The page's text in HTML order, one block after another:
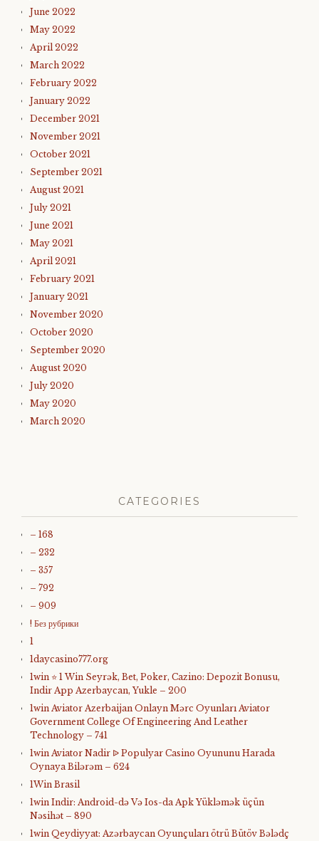
June 2022
May 2022
April 2022
March 2022
February 2022
January 2022
December 2021
November 2021
October 2021
September 2021
August 2021
July 2021
June 2021
May 2021
April 2021
February 2021
January 2021
November 2020
October 2020
September 2020
August 2020
July 2020
May 2020
March 2020
CATEGORIES
– 168
– 232
– 357
– 792
– 909
! Без рубрики
1
1daycasino777.org
1win ⭐ 1 Win Seyrək, Bet, Poker, Cazino: Depozit Bonusu,
Indir App Azerbaycan, Yukle – 200
1win Aviator Azerbaijan Onlayn Mərc Oyunları Aviator
Government College Of Engineering And Leather
Technology – 741
1win Aviator Nadir ᐉ Populyar Casino Oyununu Harada
Oynaya Bilərəm – 624
1Win Brasil
1win Indir: Android-də Və Ios-da Apk Yükləmək üçün
Nəsihət – 890
1win Qeydiyyat: Azərbaycan Oyunçuları ötrü Bütöv Bələdç